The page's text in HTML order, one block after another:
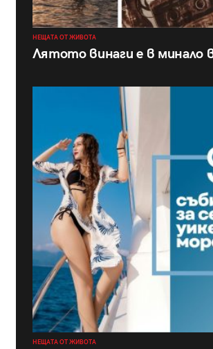
НЕЩАТА ОТ ЖИВОТА
Лятото винаги е в минало
НЕЩАТА ОТ ЖИВОТА